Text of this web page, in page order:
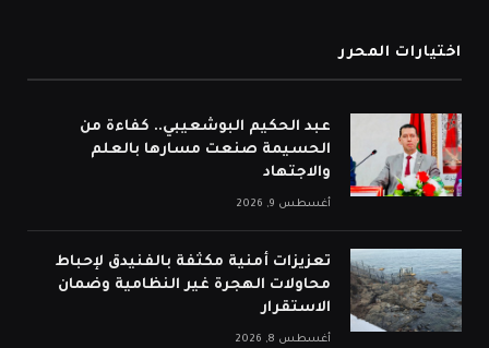
اختيارات المحرر
عبد الحكيم البوشعيبي.. كفاءة من
الحسيمة صنعت مسارها بالعلم
والاجتهاد
أغسطس 9, 2026
تعزيزات أمنية مكثفة بالفنيدق لإحباط
محاولات الهجرة غير النظامية وضمان
الاستقرار
أغسطس 8, 2026